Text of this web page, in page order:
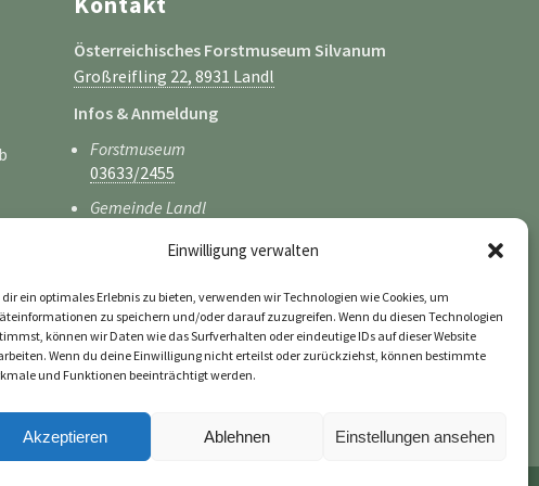
Einwilligung verwalten
dir ein optimales Erlebnis zu bieten, verwenden wir Technologien wie Cookies, um
zu speichern und/oder darauf zuzugreifen. Wenn du diesen Technologien
können wir Daten wie das Surfverhalten oder eindeutige IDs auf dieser Website
Wenn du deine Einwilligung nicht erteilst oder zurückziehst, können bestimmte
und Funktionen beeinträchtigt werden.
Akzeptieren Ablehnen Einstellungen ansehen
Österreichisches Forstmuseum Silvanum
Großreifling 22, 8931 Landl
Infos & Anmeldung
Forstmuseum
03633/2455
Gemeinde Landl
tourismus@landl.gv.at